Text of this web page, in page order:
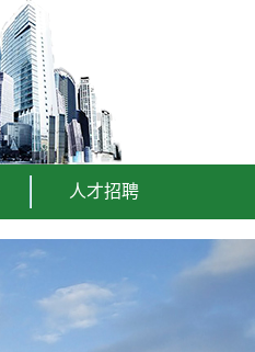
人才招聘